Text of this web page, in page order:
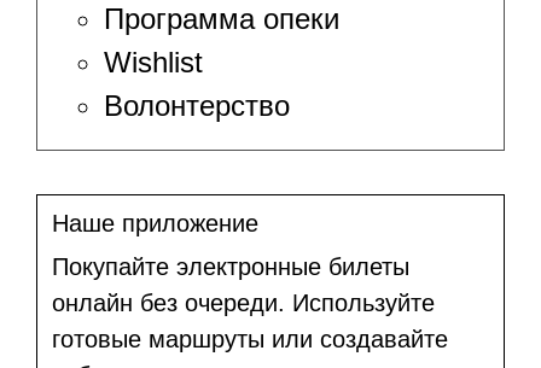
Программа опеки
Wishlist
Волонтерство
Наше приложение
Покупайте электронные билеты
онлайн без очереди. Используйте
готовые маршруты или создавайте